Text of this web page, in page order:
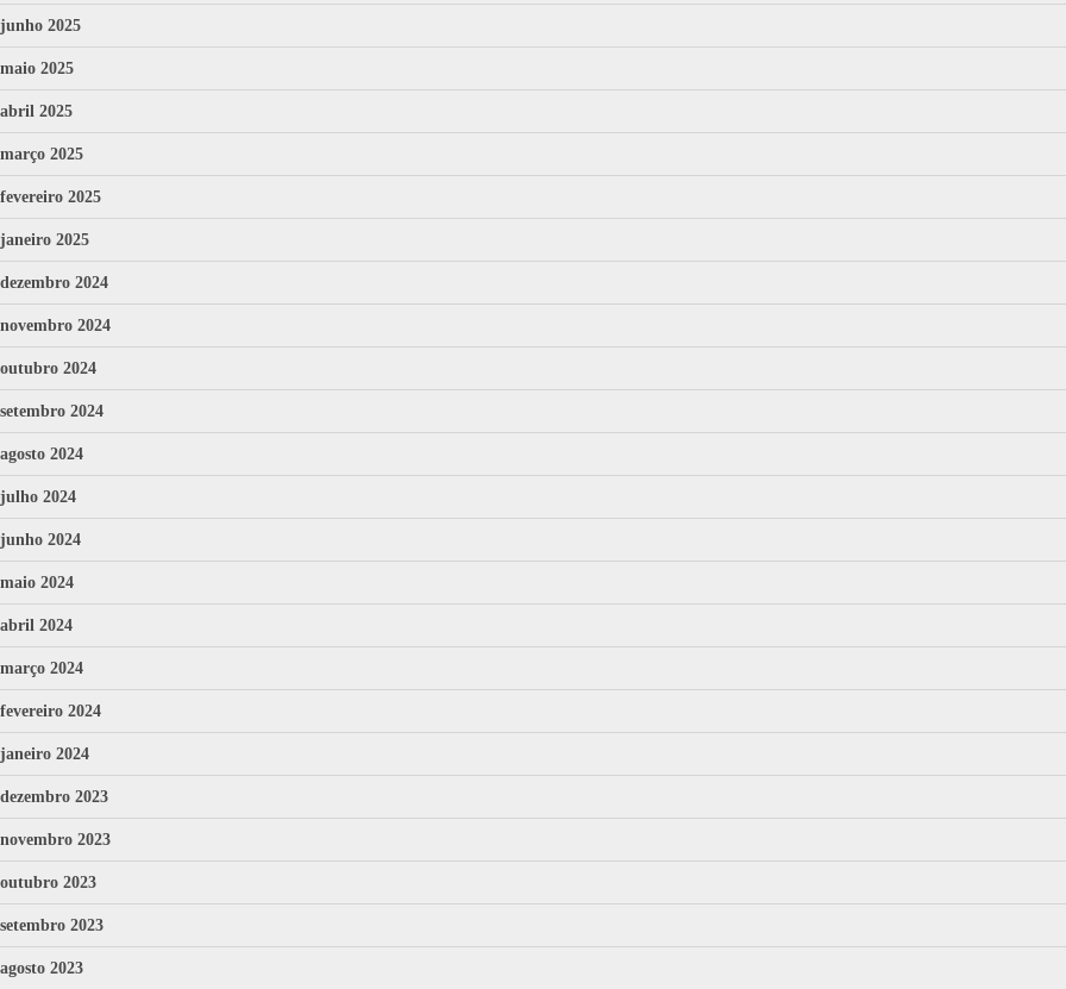
junho 2025
maio 2025
abril 2025
março 2025
fevereiro 2025
janeiro 2025
dezembro 2024
novembro 2024
outubro 2024
setembro 2024
agosto 2024
julho 2024
junho 2024
maio 2024
abril 2024
março 2024
fevereiro 2024
janeiro 2024
dezembro 2023
novembro 2023
outubro 2023
setembro 2023
agosto 2023